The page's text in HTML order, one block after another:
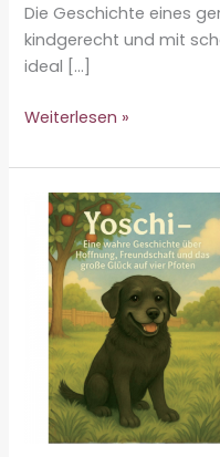
Die Geschichte eines
kindgerecht und mit
ideal […]
Geschenk
mit
Herz
Weiterlesen »